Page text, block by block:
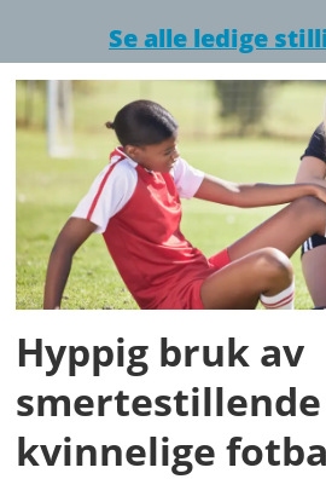
Se alle ledige
Hyppig bruk av
kvinnelige